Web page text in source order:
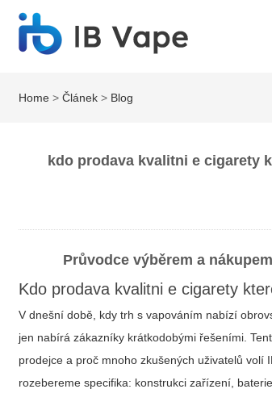
Home >Článek > Blog
kdo prodava kvalitni e cigarety
Průvodce výběrem a
Kdo prodava kvalitni e cigarety
V dnešní době, kdy trh s vapováním nabízí
jen nabírá zákazníky krátkodobými řešeními.
prodejce a proč mnoho zkušených uživatelů volí
rozebereme specifika: konstrukci zařízení,